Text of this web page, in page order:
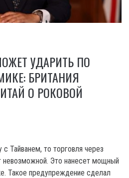
УДАРИТЬ ПО
БРИТАНИЯ
О РОКОВОЙ
с Тайванем, то торговля через
невозможной. Это нанесет мощный
Такое предупреждение сделал